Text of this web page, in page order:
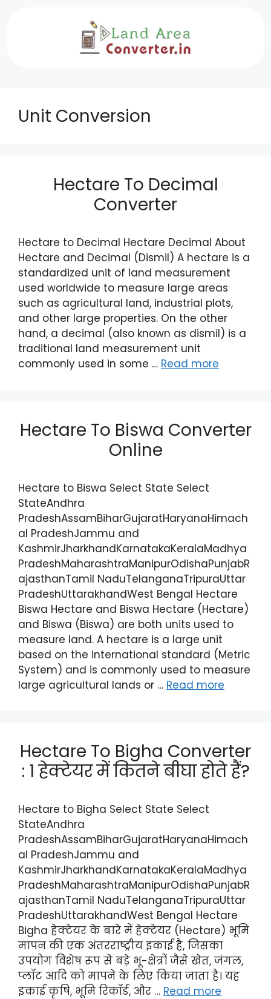
Unit Conversion
Hectare To Decimal
Converter
Hectare to Decimal Hectare Decimal About
Hectare and Decimal (Dismil) A hectare is a
standardized unit of land measurement
used worldwide to measure large areas
such as agricultural land, industrial plots,
and other large properties. On the other
hand, a decimal (also known as dismil) is a
traditional land measurement unit
commonly used in some … Read more
Hectare To Biswa Converter
Online
Hectare to Biswa Select State Select
StateAndhra
PradeshAssamBiharGujaratHaryanaHimach
al PradeshJammu and
KashmirJharkhandKarnatakaKeralaMadhya
PradeshMaharashtraManipurOdishaPunjabR
ajasthanTamil NaduTelanganaTripuraUttar
PradeshUttarakhandWest Bengal Hectare
Biswa Hectare and Biswa Hectare (Hectare)
and Biswa (Biswa) are both units used to
measure land. A hectare is a large unit
based on the international standard (Metric
System) and is commonly used to measure
large agricultural lands or … Read more
Hectare To Bigha Converter
: 1 हेक्टेयर में कितने बीघा होते हैं?
Hectare to Bigha Select State Select
StateAndhra
PradeshAssamBiharGujaratHaryanaHimach
al PradeshJammu and
KashmirJharkhandKarnatakaKeralaMadhya
PradeshMaharashtraManipurOdishaPunjabR
ajasthanTamil NaduTelanganaTripuraUttar
PradeshUttarakhandWest Bengal Hectare
Bigha हेक्टेयर के बारे में हेक्टेयर (Hectare) भूमि
मापन की एक अंतरराष्ट्रीय इकाई है, जिसका
उपयोग विशेष रूप से बड़े भू-क्षेत्रों जैसे खेत, जंगल,
प्लॉट आदि को मापने के लिए किया जाता है। यह
इकाई कृषि, भूमि रिकॉर्ड, और … Read more